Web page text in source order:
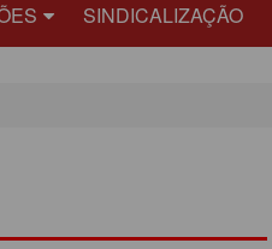
SINDICALIZAÇÃO